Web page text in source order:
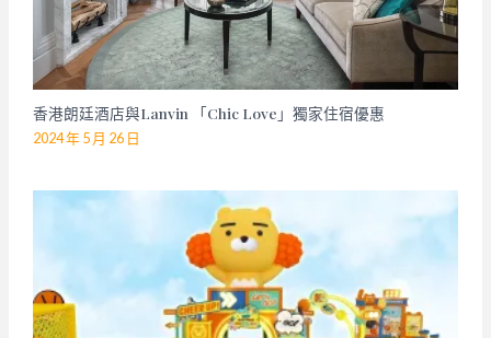
香港朗廷酒店與Lanvin 「Chic Love」獨家住宿優惠
2024 年 5 月 26 日